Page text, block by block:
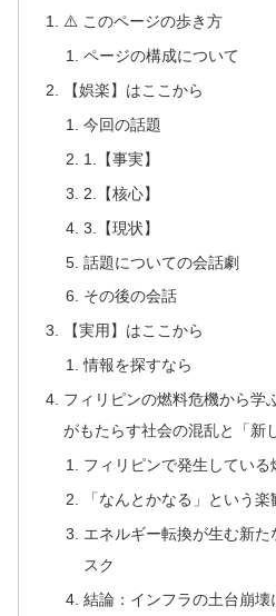
⚠️ このページの歩き方
ページの構成について
【娯楽】はここから
今回の話題
1.【事実】
2.【核心】
3.【現状】
話題についての会話劇
その後の会話
【実用】はここから
情報を探すなら
フィリピンの燃料危機から学
がもたらす社会の混乱と「新
フィリピンで発生してい
「なんとかなる」という
エネルギー転換が生む新た
スク
結論：インフラの土台崩